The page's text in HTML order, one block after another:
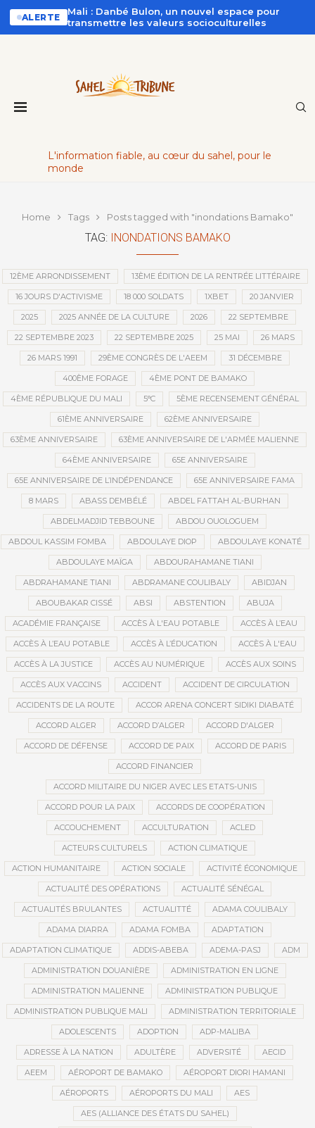
ALERTE
Mali : Danbé Bulon, un nouvel espace pour
transmettre les valeurs socioculturelles
L'information fiable, au cœur du sahel, pour le
monde
Home Tags Posts tagged with "inondations Bamako"
TAG: INONDATIONS BAMAKO
12ÈME ARRONDISSEMENT 13ÈME ÉDITION DE LA RENTRÉE LITTÉRAIRE
16 JOURS D'ACTIVISME 18 000 SOLDATS 1XBET 20 JANVIER
2025 2025 ANNÉE DE LA CULTURE 2026 22 SEPTEMBRE
22 SEPTEMBRE 2023 22 SEPTEMBRE 2025 25 MAI 26 MARS
26 MARS 1991 29ÈME CONGRÈS DE L'AEEM 31 DÉCEMBRE
400ÈME FORAGE 4ÈME PONT DE BAMAKO
4ÈME RÉPUBLIQUE DU MALI 5°C 5ÈME RECENSEMENT GÉNÉRAL
61ÈME ANNIVERSAIRE 62ÈME ANNIVERSAIRE
63ÈME ANNIVERSAIRE 63ÈME ANNIVERSAIRE DE L'ARMÉE MALIENNE
64ÈME ANNIVERSAIRE 65E ANNIVERSAIRE
65E ANNIVERSAIRE DE L’INDÉPENDANCE 65E ANNIVERSAIRE FAMA
8 MARS ABASS DEMBÉLÉ ABDEL FATTAH AL-BURHAN
ABDELMADJID TEBBOUNE ABDOU OUOLOGUEM
ABDOUL KASSIM FOMBA ABDOULAYE DIOP ABDOULAYE KONATÉ
ABDOULAYE MAÏGA ABDOURAHAMANE TIANI
ABDRAHAMANE TIANI ABDRAMANE COULIBALY ABIDJAN
ABOUBAKAR CISSÉ ABSI ABSTENTION ABUJA
ACADÉMIE FRANÇAISE ACCÈS À L'EAU POTABLE ACCÈS À L’EAU
ACCÈS À L’EAU POTABLE ACCÈS À L’ÉDUCATION ACCÈS À L'EAU
ACCÈS À LA JUSTICE ACCÈS AU NUMÉRIQUE ACCÈS AUX SOINS
ACCÈS AUX VACCINS ACCIDENT ACCIDENT DE CIRCULATION
ACCIDENTS DE LA ROUTE ACCOR ARENA CONCERT SIDIKI DIABATÉ
ACCORD ALGER ACCORD D’ALGER ACCORD D'ALGER
ACCORD DE DÉFENSE ACCORD DE PAIX ACCORD DE PARIS
ACCORD FINANCIER
ACCORD MILITAIRE DU NIGER AVEC LES ETATS-UNIS
ACCORD POUR LA PAIX ACCORDS DE COOPÉRATION
ACCOUCHEMENT ACCULTURATION ACLED
ACTEURS CULTURELS ACTION CLIMATIQUE
ACTION HUMANITAIRE ACTION SOCIALE ACTIVITÉ ÉCONOMIQUE
ACTUALITÉ DES OPÉRATIONS ACTUALITÉ SÉNÉGAL
ACTUALITÉS BRULANTES ACTUALITTÉ ADAMA COULIBALY
ADAMA DIARRA ADAMA FOMBA ADAPTATION
ADAPTATION CLIMATIQUE ADDIS-ABEBA ADEMA-PASJ ADM
ADMINISTRATION DOUANIÈRE ADMINISTRATION EN LIGNE
ADMINISTRATION MALIENNE ADMINISTRATION PUBLIQUE
ADMINISTRATION PUBLIQUE MALI ADMINISTRATION TERRITORIALE
ADOLESCENTS ADOPTION ADP-MALIBA
ADRESSE À LA NATION ADULTÈRE ADVERSITÉ AECID
AEEM AÉROPORT DE BAMAKO AÉROPORT DIORI HAMANI
AÉROPORTS AÉROPORTS DU MALI AES
AES (ALLIANCE DES ÉTATS DU SAHEL)